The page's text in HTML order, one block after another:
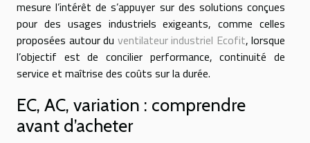
mesure l’intérêt de s’appuyer sur des solutions conçues
pour des usages industriels exigeants, comme celles
proposées autour du ventilateur industriel Ecofit, lorsque
l’objectif est de concilier performance, continuité de
service et maîtrise des coûts sur la durée.
EC, AC, variation : comprendre
avant d’acheter